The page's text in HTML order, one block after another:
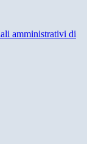
amministrativi di